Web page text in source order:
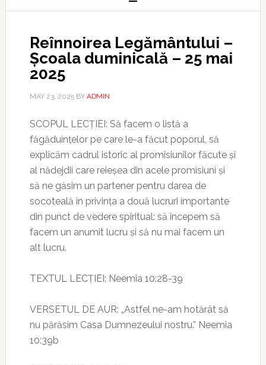
Reînnoirea Legământului –
Școala duminicală – 25 mai
2025
MAY 23, 2025BY ADMIN
SCOPUL LECȚIEI: Să facem o listă a
făgăduințelor pe care le-a făcut poporul, să
explicăm cadrul istoric al promisiunilor făcute și
al nădejdii care reieșea din acele promisiuni și
să ne găsim un partener pentru darea de
socoteală în privința a două lucruri importante
din punct de vedere spiritual: să începem să
facem un anumit lucru și să nu mai facem un
alt lucru.
TEXTUL LECȚIEI: Neemia 10:28-39
VERSETUL DE AUR: „Astfel ne-am hotărât să
nu părăsim Casa Dumnezeului nostru.” Neemia
10:39b